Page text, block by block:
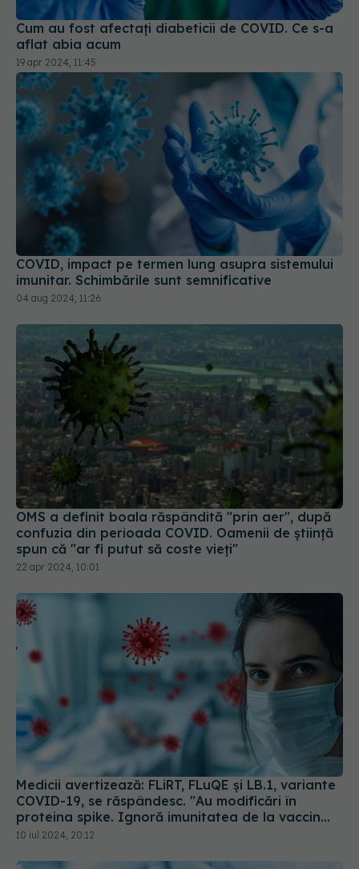
Cum au fost afectați diabeticii de COVID. Ce s-a
aflat abia acum
19 apr 2024, 11:45
COVID, impact pe termen lung asupra sistemului
imunitar. Schimbările sunt semnificative
04 aug 2024, 11:26
OMS a definit boala răspândită "prin aer", după
confuzia din perioada COVID. Oamenii de știință
spun că "ar fi putut să coste vieți"
22 apr 2024, 10:01
Medicii avertizează: FLiRT, FLuQE și LB.1, variante
COVID-19, se răspândesc. "Au modificări în
proteina spike. Ignoră imunitatea de la vaccin
sau infectarea anterioară
10 iul 2024, 20:12